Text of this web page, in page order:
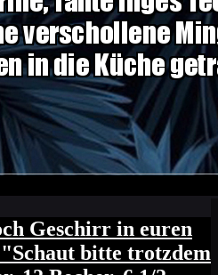
Geschirr in euren
bitte trotzdem